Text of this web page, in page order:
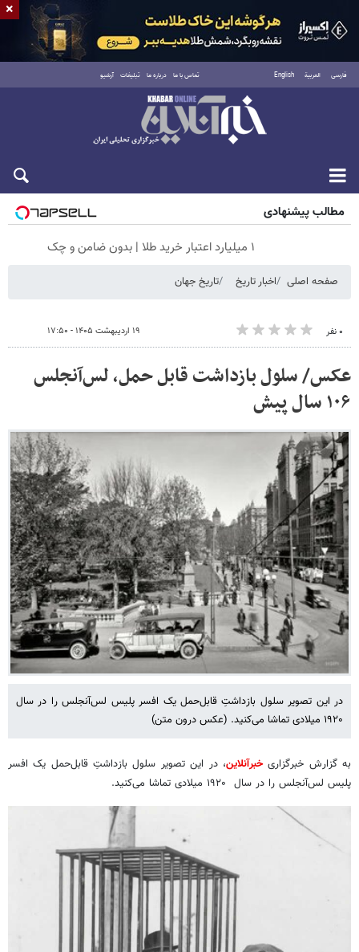
فارسی العربية English تماس با ما درباره ما تبلیغات آرشیو
جمعه ۱۶ مرداد ۱۴۰۵
مطالب پیشنهادی
۱ میلیارد اعتبار خرید طلا | بدون ضامن و چک
صفحه اصلی اخبار تاریخ تاریخ جهان
۰ نفر ۱۹ اردیبهشت ۱۴۰۵ - ۱۷:۵۰
عکس/ سلول بازداشت قابل حمل، لس‌آنجلس
۱۰۶ سال پیش
در این تصویر سلول بازداشتِ قابل‌حمل یک افسر پلیس لس‌آنجلس را در سال
۱۹۲۰ میلادی تماشا می‌کنید. (عکس درون متن)
به گزارش خبرگزاریخبرآنلاین، در این تصویر سلول بازداشتِ قابل‌حمل یک افسر
پلیس لس‌آنجلس را در سال ۱۹۲۰ میلادی تماشا می‌کنید.
×